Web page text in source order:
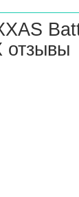
отзывы